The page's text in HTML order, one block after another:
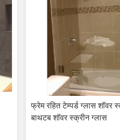
फ्रेम रहित टेम्पर्ड ग्लास शॉवर
बाथटब शॉवर स्क्रीन ग्लास